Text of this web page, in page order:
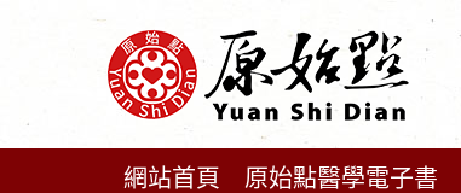
網站首頁 原始點醫學電子書